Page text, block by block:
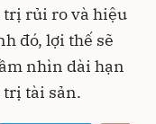
rủi ro và hiệu
đó, lợi thế sẽ
nhìn dài hạn
trị tài sản.